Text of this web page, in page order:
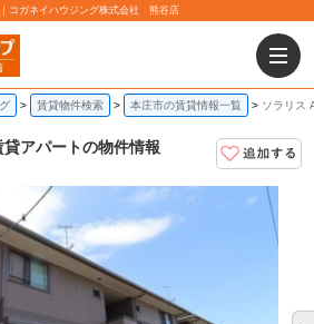
コガネイハウジング株式会社 熊谷店
賃貸物件検索 本庄市の賃貸情報一覧 ソラリス
アパートの物件情報